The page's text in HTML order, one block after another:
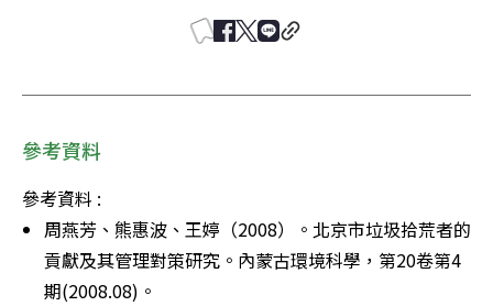
參考資料
參考資料 :
周燕芳、熊惠波、王婷（2008）。北京市垃圾拾荒者的
貢獻及其管理對策研究。內蒙古環境科學，第20卷第4
期(2008.08)。